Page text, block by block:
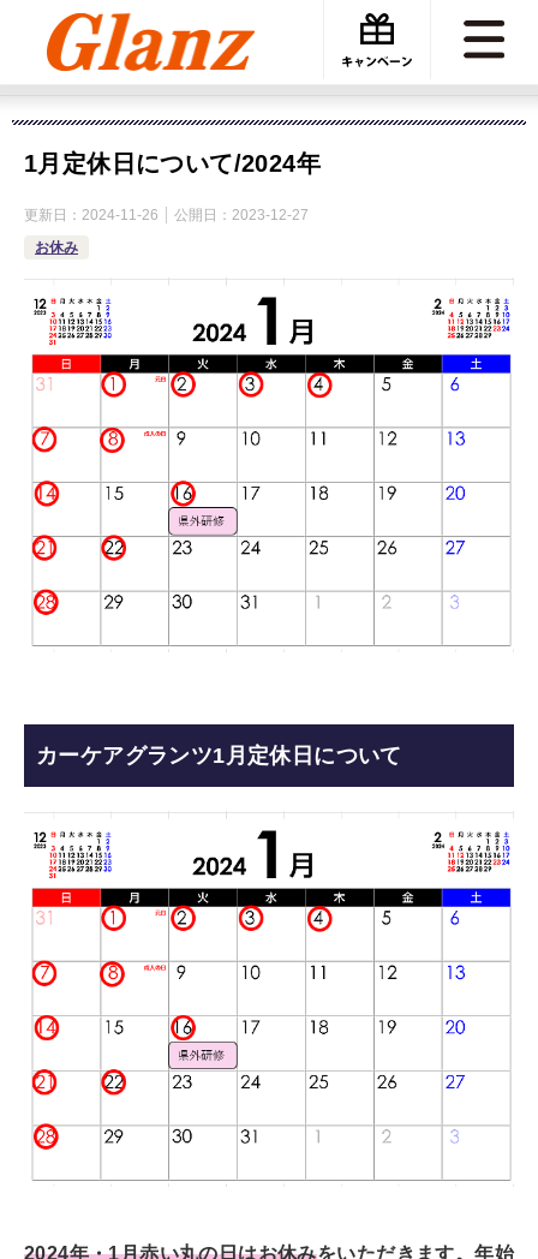
カーケアグランツ
お休み
1月定休日について/2024年
1月定休日について/2024年
更新日： 2024-11-26 公開日： 2023-12-27
お休み
カーケアグランツ1月定休日について
2024年・1月赤い丸の日はお休みをいただきます。年始